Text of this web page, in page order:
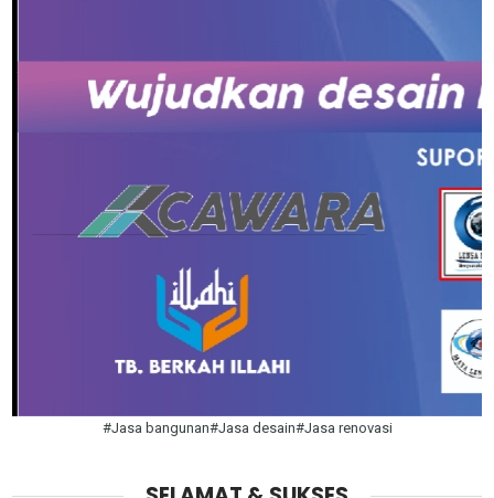
#Jasa bangunan#Jasa desain#Jasa renovasi